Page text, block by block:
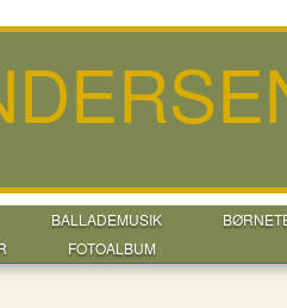
BALLADEMUSIK
FOTOALBUM